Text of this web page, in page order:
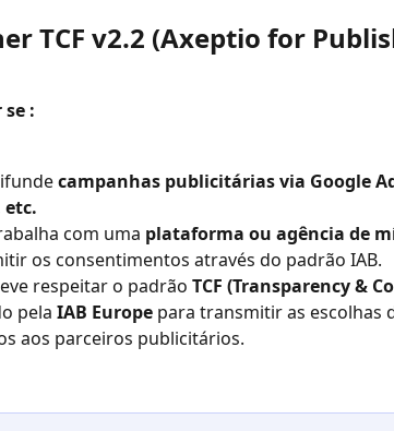
TCF v2.2 (Axeptio for
:
campanhas publicitárias via Google
etc.
com uma plataforma ou agência de
os consentimentos através do padrão IAB.
respeitar o padrão TCF (Transparency &
pela IAB Europe para transmitir as escolhas
aos parceiros publicitários.